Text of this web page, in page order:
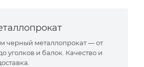
черный металлопрокат — от
уголков и балок. Качество и